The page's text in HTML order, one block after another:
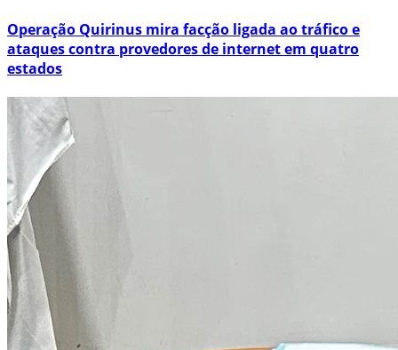
Operação Quirinus mira facção ligada ao tráfico e
ataques contra provedores de internet em quatro
estados